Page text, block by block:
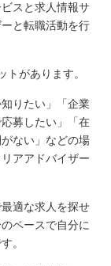
スと求人情報サ
と転職活動を行
があります。
りたい」「企業
募したい」「在
ない」などの場
アアドバイザー
適な求人を探せ
ペースで自分に
。